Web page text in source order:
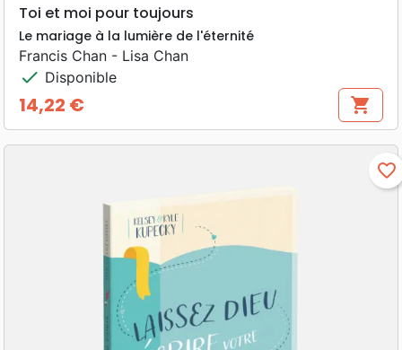
Toi et moi pour toujours
Le mariage à la lumière de l'éternité
Francis Chan - Lisa Chan
check Disponible
Prix
14,22 € shopping_cart
favorite_border